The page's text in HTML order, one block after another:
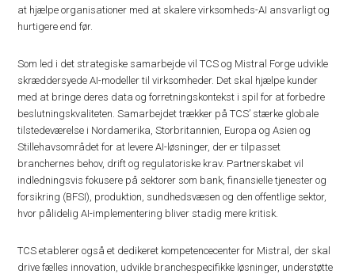
at hjælpe organisationer med at skalere virksomheds-AI ansvarligt og
hurtigere end før.
Som led i det strategiske samarbejde vil TCS og Mistral Forge udvikle
skræddersyede AI-modeller til virksomheder. Det skal hjælpe kunder
med at bringe deres data og forretningskontekst i spil for at forbedre
beslutningskvaliteten. Samarbejdet trækker på TCS’ stærke globale
tilstedeværelse i Nordamerika, Storbritannien, Europa og Asien og
Stillehavsområdet for at levere AI-løsninger, der er tilpasset
branchernes behov, drift og regulatoriske krav. Partnerskabet vil
indledningsvis fokusere på sektorer som bank, finansielle tjenester og
forsikring (BFSI), produktion, sundhedsvæsen og den offentlige sektor,
hvor pålidelig AI-implementering bliver stadig mere kritisk.
TCS etablerer også et dedikeret kompetencecenter for Mistral, der skal
drive fælles innovation, udvikle branchespecifikke løsninger, understøtte